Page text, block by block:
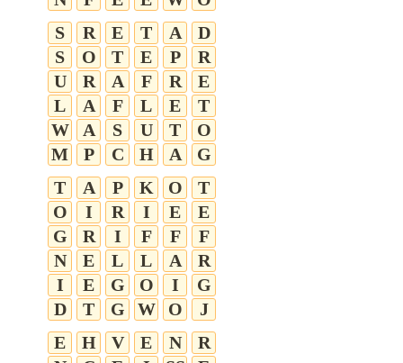
S
R E T A
D
S
O T E P
R
U
R A F R
E
L
A F L E
T
W
A S U T
O
M
P C H A
G
T
A P K O
T
O
I R I E
E
G
R I F F
F
N
E L L A
R
I
E G O I
G
D
T G W O
J
E
H V E N
R